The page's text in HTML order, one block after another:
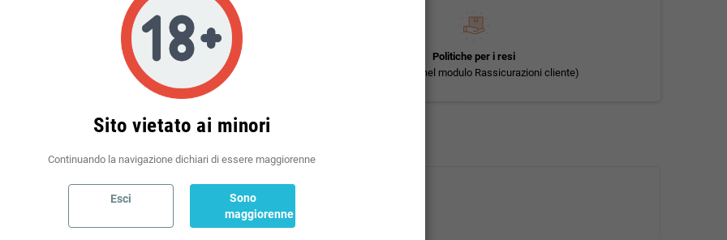
Politiche per le spedizioni
(modificale nel modulo Rassicurazioni cliente)
Politiche per i resi
(modificale nel modulo Rassicurazioni cliente)
Sito vietato ai minori
Continuando la navigazione dichiari di essere maggiorenne
Esci
Sono
maggiorenne